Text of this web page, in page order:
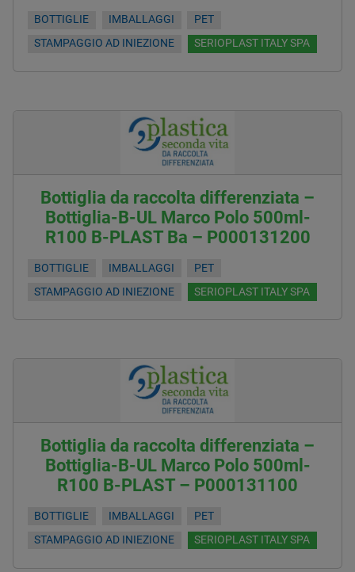
BOTTIGLIE IMBALLAGGI
PET
STAMPAGGIO AD INIEZIONE
SERIOPLAST ITALY SPA
Bottiglia da raccolta differenziata –
Bottiglia-B-UL Marco Polo 500ml-
R100 B-PLAST Ba – P000131200
BOTTIGLIE IMBALLAGGI
PET
STAMPAGGIO AD INIEZIONE
SERIOPLAST ITALY SPA
Bottiglia da raccolta differenziata –
Bottiglia-B-UL Marco Polo 500ml-
R100 B-PLAST – P000131100
BOTTIGLIE IMBALLAGGI
PET
STAMPAGGIO AD INIEZIONE
SERIOPLAST ITALY SPA